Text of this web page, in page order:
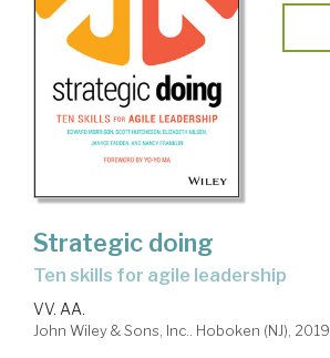
Strategic doing
ten skills for agile leadership
VV. AA.
John Wiley & Sons, Inc.. Hoboken (NJ), 2019